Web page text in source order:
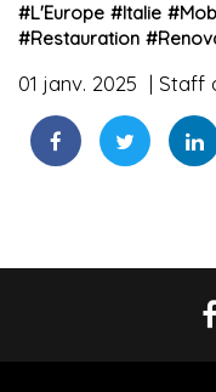
#L'Europe #Italie #
#Restauration #
01 janv. 2025 Staff